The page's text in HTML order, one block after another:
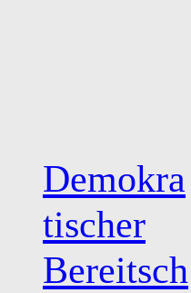
Demokra
tischer
Bereitsch